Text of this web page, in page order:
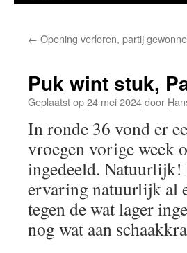
← Opening verloren, partij
Puk wint stuk,
Geplaatst op24 mei 2024door
In ronde 36 vond er
vroegen vorige week
ingedeeld. Natuurlijk!
ervaring natuurlijk al
tegen de wat lager
nog wat aan